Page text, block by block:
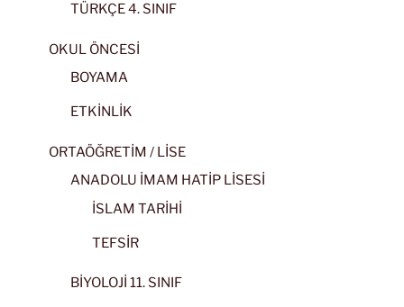
TÜRKÇE 4. SINIF
OKUL ÖNCESİ
BOYAMA
ETKİNLİK
ORTAÖĞRETİM / LİSE
ANADOLU İMAM HATİP LİSESİ
İSLAM TARİHİ
TEFSİR
BİYOLOJİ 11. SINIF